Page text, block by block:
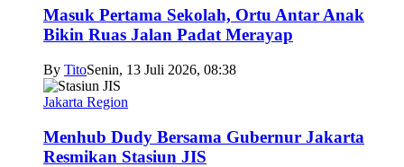
Masuk Pertama Sekolah, Ortu Antar Anak
Bikin Ruas Jalan Padat Merayap
By TitoSenin, 13 Juli 2026, 08:38
Jakarta Region
Menhub Dudy Bersama Gubernur Jakarta
Resmikan Stasiun JIS